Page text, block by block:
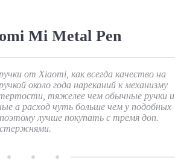
Mi Metal Pen
от Xiaomi, как всегда качество на
около года нареканий к механизму
тяжелее чем обычные ручки и
а расход чуть больше чем у подобных
лучше покупать с тремя доп.
стержнями.